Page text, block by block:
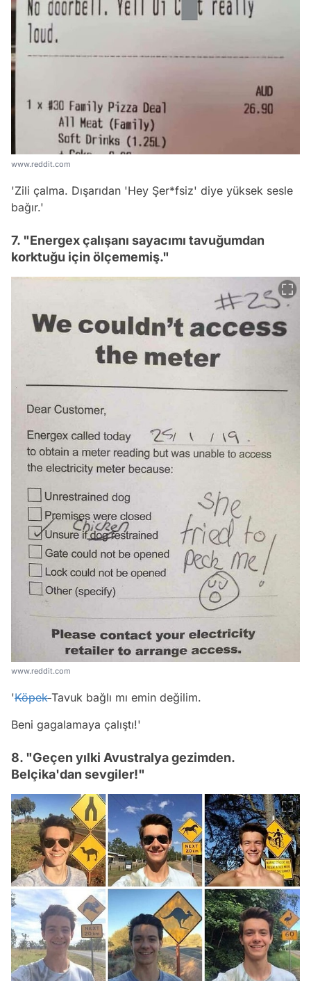
www.reddit.com
'Zili çalma. Dışarıdan 'Hey Şer*fsiz' diye yüksek sesle
bağır.'
7. "Energex çalışanı sayacımı tavuğumdan
korktuğu için ölçememiş."
www.reddit.com
'Köpek Tavuk bağlı mı emin değilim.
Beni gagalamaya çalıştı!'
8. "Geçen yılki Avustralya gezimden.
Belçika'dan sevgiler!"